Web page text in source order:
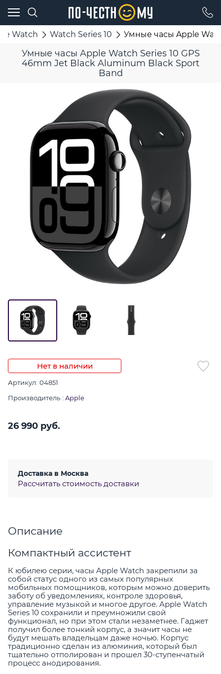
Watch Watch Series 10 Умные часы Apple
Умные часы Apple Watch Series 10 GPS
46mm Jet Black Aluminum Black Sport
Band
Нет в наличии
Артикул: 04851
Производитель : Apple
26 990 руб.
Доставка в Москва
Рассчитать стоимость доставки
Описание
Компактный ассистент
К юбилею серии, часы Apple Watch закрепили за
собой статус одного из самых популярных
мобильных помощников, которым можно доверить
заботу об уведомлениях, контроле здоровья,
управление музыкой и многое другое. Apple Watch
Series 10 сохранили и преумножили свой
функционал, но при этом стали незаметнее. Гаджет
получил более тонкий корпус, а значит часы не
будут мешать владельцам даже ночью. Корпус
традиционно сделан из алюминия, который был
тщательно отполирован и прошел 30-ступенчатый
процесс анодирования.